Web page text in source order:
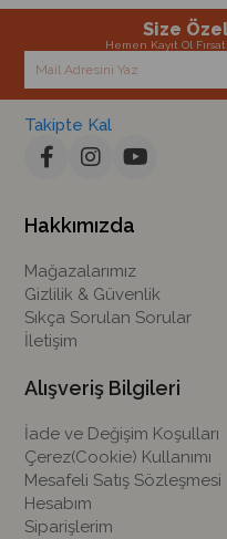
Size
Hemen Kayıt Ol
Takipte Kal
Hakkımızda
Mağazalarımız
Gizlilik & Güvenlik
Sıkça Sorulan Sorular
İletişim
Alışveriş Bilgileri
İade ve Değişim Koşulları
Çerez(Cookie) Kullanımı
Mesafeli Satış Sözleşmesi
Hesabım
Siparişlerim